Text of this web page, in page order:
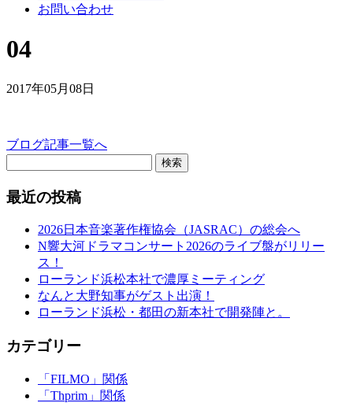
お問い合わせ
04
2017年05月08日
ブログ記事一覧へ
検索
最近の投稿
2026日本音楽著作権協会（JASRAC）の総会へ
N響大河ドラマコンサート2026のライブ盤がリリー
ス！
ローランド浜松本社で濃厚ミーティング
なんと大野知事がゲスト出演！
ローランド浜松・都田の新本社で開発陣と。
カテゴリー
「FILMO」関係
「Thprim」関係